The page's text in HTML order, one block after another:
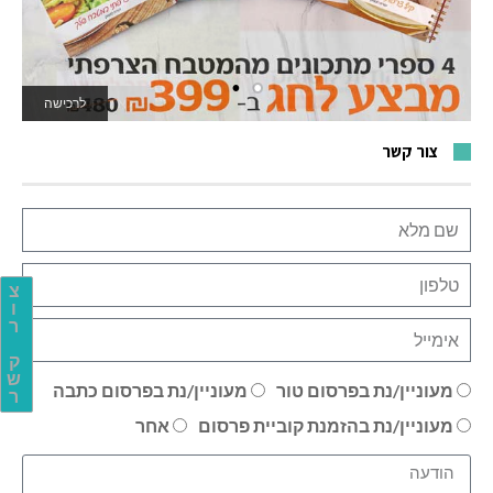
צ
ו
ר
ק
ש
ר
לרכישה
לאתר המשחקים
צור קשר
מעוניין/נת בפרסום טור
מעוניין/נת בפרסום כתבה
מעוניין/נת בהזמנת קוביית פרסום
אחר